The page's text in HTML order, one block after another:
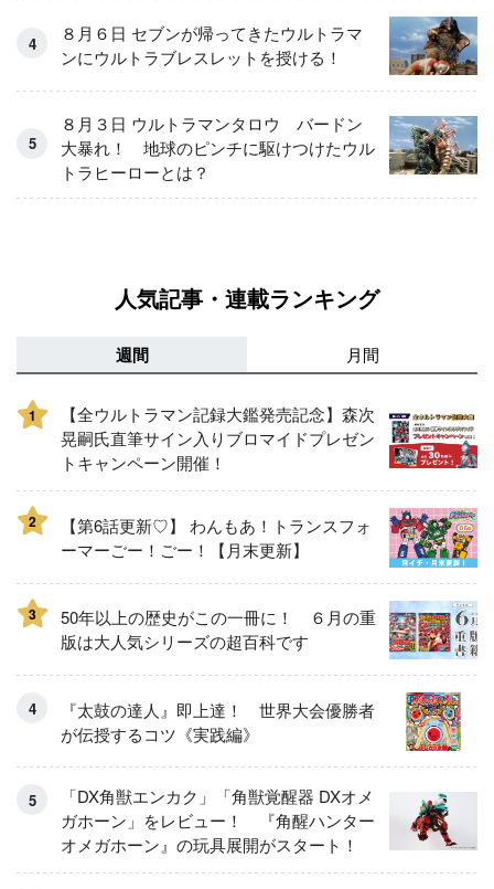
８月６日 セブンが帰ってきたウルトラマ
ンにウルトラブレスレットを授ける！
８月３日 ウルトラマンタロウ バードン
大暴れ！ 地球のピンチに駆けつけたウル
トラヒーローとは？
人気記事・連載ランキング
週間 月間
1
【全ウルトラマン記録大鑑発売記念】森次
晃嗣氏直筆サイン入りブロマイドプレゼン
トキャンペーン開催！
2
【第6話更新♡】 わんもあ！トランスフォ
ーマーごー！ごー！【月末更新】
3
50年以上の歴史がこの一冊に！ ６月の重
版は大人気シリーズの超百科です
『太鼓の達人』即上達！ 世界大会優勝者
が伝授するコツ《実践編》
「DX角獣エンカク」「角獣覚醒器 DXオメ
ガホーン」をレビュー！ 『角醒ハンター
オメガホーン』の玩具展開がスタート！